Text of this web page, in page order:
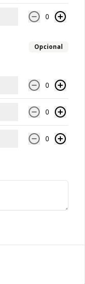
Mongoliano
0
Opcional
0
0
0